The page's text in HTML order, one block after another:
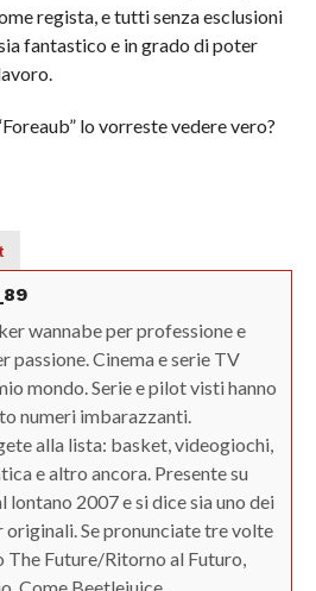
regista, e tutti senza esclusioni
fantastico e in grado di poter
lo vorreste vedere vero?
wannabe per professione e
passione. Cinema e serie TV
mondo. Serie e pilot visti hanno
numeri imbarazzanti.
alla lista: basket, videogiochi,
e altro ancora. Presente su
lontano 2007 e si dice sia uno dei
originali. Se pronunciate tre volte
The Future/Ritorno al Futuro,